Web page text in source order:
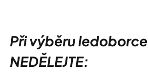
Při výběru ledoborce
NEDĚLEJTE: